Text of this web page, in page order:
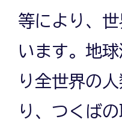
等により、
います。地
り全世界の
り、つくば